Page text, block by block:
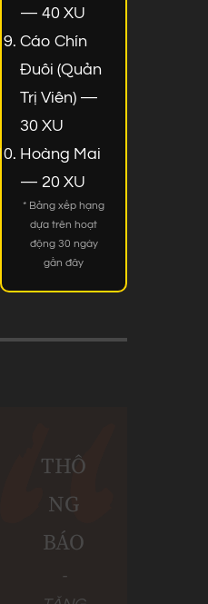
— 40 XU
Cáo Chín
Đuôi (Quản
Trị Viên) —
30 XU
Hoàng Mai
— 20 XU
* Bảng xếp hạng
dựa trên hoạt
động 30 ngày
gần đây
THÔ
NG
BÁO
-